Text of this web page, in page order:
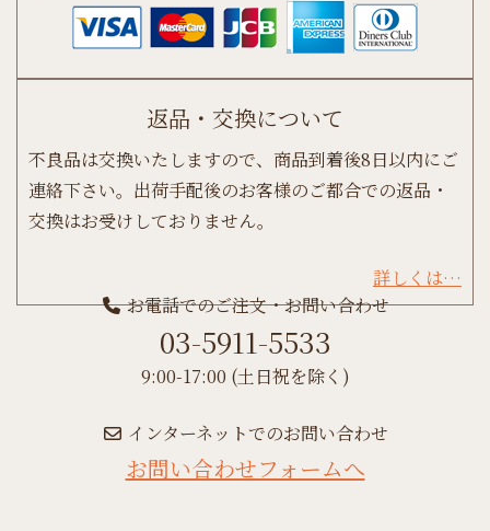
返品・交換について
不良品は交換いたしますので、商品到着後8日以内にご
連絡下さい。出荷手配後のお客様のご都合での返品・
交換はお受けしておりません。
詳しくは…
お電話でのご注文・お問い合わせ
03-5911-5533
9:00-17:00 (土日祝を除く)
インターネットでのお問い合わせ
お問い合わせフォームへ